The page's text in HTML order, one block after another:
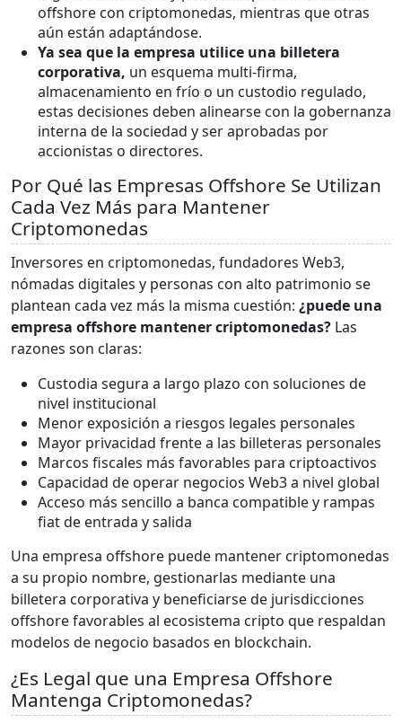
offshore con criptomonedas, mientras que otras
aún están adaptándose.
Ya sea que la empresa utilice una billetera
corporativa, un esquema multi-firma,
almacenamiento en frío o un custodio regulado,
estas decisiones deben alinearse con la gobernanza
interna de la sociedad y ser aprobadas por
accionistas o directores.
Por Qué las Empresas Offshore Se Utilizan
Cada Vez Más para Mantener
Criptomonedas
Inversores en criptomonedas, fundadores Web3,
nómadas digitales y personas con alto patrimonio se
plantean cada vez más la misma cuestión: ¿puede una
empresa offshore mantener criptomonedas? Las
razones son claras:
Custodia segura a largo plazo con soluciones de
nivel institucional
Menor exposición a riesgos legales personales
Mayor privacidad frente a las billeteras personales
Marcos fiscales más favorables para criptoactivos
Capacidad de operar negocios Web3 a nivel global
Acceso más sencillo a banca compatible y rampas
fiat de entrada y salida
Una empresa offshore puede mantener criptomonedas
a su propio nombre, gestionarlas mediante una
billetera corporativa y beneficiarse de jurisdicciones
offshore favorables al ecosistema cripto que respaldan
modelos de negocio basados en blockchain.
¿Es Legal que una Empresa Offshore
Mantenga Criptomonedas?